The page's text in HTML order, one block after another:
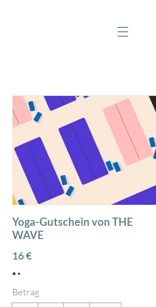
Yoga-Gutschein von THE
WAVE
16 €
Betrag